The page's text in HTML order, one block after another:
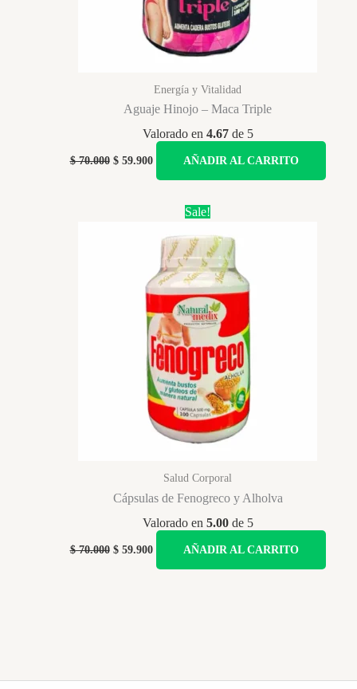
Energía y Vitalidad
Aguaje Hinojo – Maca Triple
Valorado en 4.67de 5
$70.000 Original
$59.900CurrentAÑADIR AL CARRITO
Sale!
Salud Corporal
Cápsulas de Fenogreco y Alholva
Valorado en 5.00de 5
$70.000 Original
$59.900CurrentAÑADIR AL CARRITO